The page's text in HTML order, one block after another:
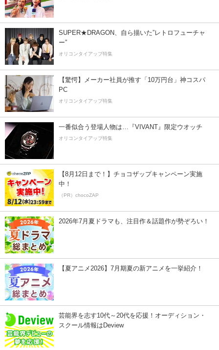
SUPER★DRAGON、自ら描いた”レトロフューチャ
ー”
オリコンタイアップ特集
【驚愕】メーカー社員が推す「10万円台」神コスパ
PC
オリコンタイアップ特集
一番似合う登場人物は…『VIVANT』限定ウオッチ
オリコンタイアップ特集
【8月12日まで！】チョコザップキャンペーン実施
中！
（PR）chocoZAP
2026年7月夏ドラマも、注目作＆話題作が勢ぞろい！
【夏アニメ2026】7月期夏の新アニメを一挙紹介！
芸能界を志す10代～20代を応援！オーディション・
スクール情報はDeview